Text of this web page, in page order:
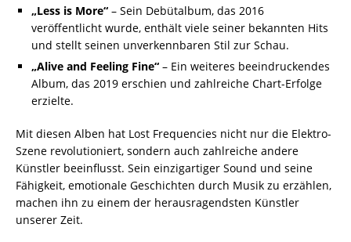
„Less is More“ – Sein Debütalbum, das 2016
veröffentlicht wurde, enthält viele seiner bekannten Hits
und stellt seinen unverkennbaren Stil zur Schau.
„Alive and Feeling Fine“ – Ein weiteres beeindruckendes
Album, das 2019 erschien und zahlreiche Chart-Erfolge
erzielte.
Mit diesen Alben hat Lost Frequencies nicht nur die Elektro-
Szene revolutioniert, sondern auch zahlreiche andere
Künstler beeinflusst. Sein einzigartiger Sound und seine
Fähigkeit, emotionale Geschichten durch Musik zu erzählen,
machen ihn zu einem der herausragendsten Künstler
unserer Zeit.